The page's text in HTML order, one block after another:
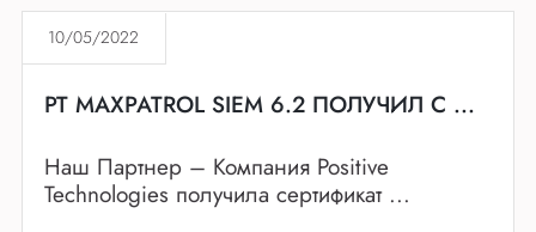
10/05/2022
PT MAXPATROL SIEM 6.2 ПОЛУЧИЛ С ...
Наш Партнер – Компания Positive
Technologies получила сертификат ...